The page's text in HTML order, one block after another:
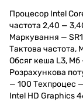
Процесор Intel
частота 2,40 —
Маркування —
Тактова
Обсяг кеша L3, Мб
Розрахункова
— 100 Техпроцес
Intel HD Graphics